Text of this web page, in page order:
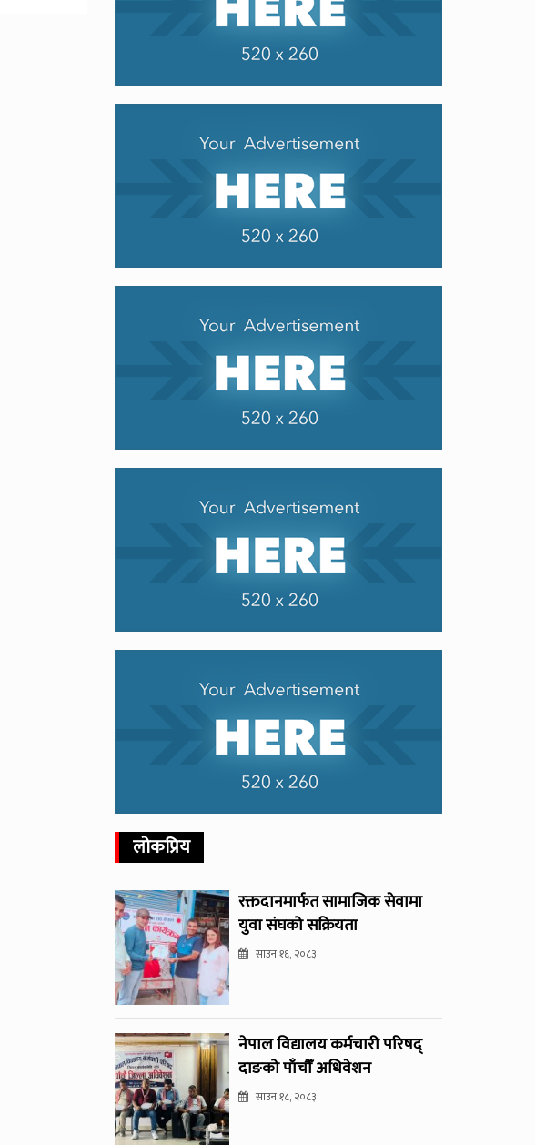
लोकप्रिय
रक्तदानमार्फत सामाजिक सेवामा
युवा संघको सक्रियता
साउन १६, २०८३
नेपाल विद्यालय कर्मचारी परिषद्
दाङको पाँचौँ अधिवेशन
साउन १८, २०८३